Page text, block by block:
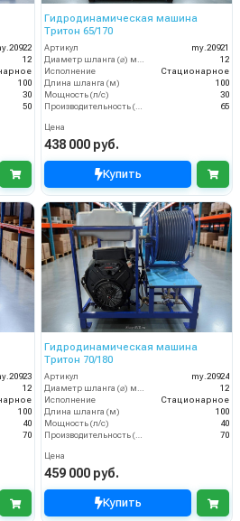
12
100
30
50
Гидродинамическая машина
Тритон 65/170
Артикул
my.20921
12
Исполнение
Стационарное
Длина шланга (м)
100
Мощность (л/с)
30
65
Цена
438 000 руб.
Купить
12
100
40
70
Гидродинамическая машина
Тритон 70/180
Артикул
my.20924
Диаметр шланга (⌀) мм:
12
Исполнение
Стационарное
Длина шланга (м)
100
Мощность (л/с)
40
Производительность (л/мин)
70
Цена
459 000 руб.
Купить